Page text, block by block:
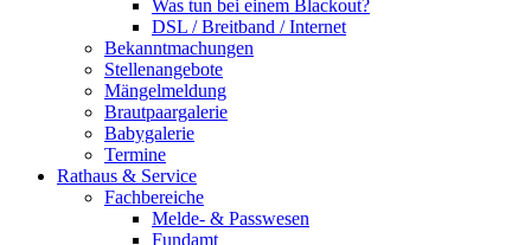
Was tun bei einem Blackout?
DSL / Breitband / Internet
Bekanntmachungen
Stellenangebote
Mängelmeldung
Brautpaargalerie
Babygalerie
Termine
Rathaus & Service
Fachbereiche
Melde- & Passwesen
Fundamt